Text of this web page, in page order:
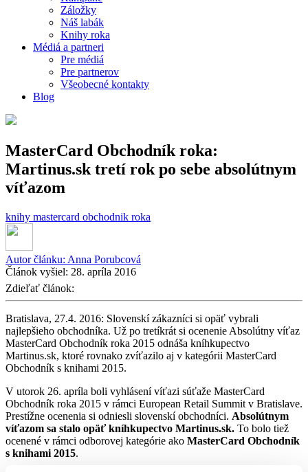
Záložky
Náš labák
Knihy roka
Médiá a partneri
Pre médiá
Pre partnerov
Všeobecné kontakty
Blog
MasterCard Obchodník roka:
Martinus.sk tretí rok po sebe absolútnym
víťazom
knihy mastercard obchodnik roka
Autor článku: Anna Porubcová
Článok vyšiel: 28. apríla 2016
Zdieľať článok:
Bratislava, 27.4. 2016: Slovenskí zákazníci si opäť vybrali
najlepšieho obchodníka. Už po tretíkrát si ocenenie Absolútny víťaz
MasterCard Obchodník roka 2015 odnáša kníhkupectvo
Martinus.sk, ktoré rovnako zvíťazilo aj v kategórii MasterCard
Obchodník s knihami 2015.
V utorok 26. apríla boli vyhlásení víťazi súťaže MasterCard
Obchodník roka 2015 v rámci European Retail Summit v Bratislave.
Prestížne ocenenia si odniesli slovenskí obchodníci. Absolútnym
víťazom sa stalo opäť kníhkupectvo Martinus.sk. To bolo tiež
ocenené v rámci odborovej kategórie ako MasterCard Obchodník
s knihami 2015.